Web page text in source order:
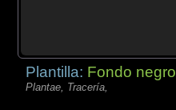
Plantilla: Fondo negro
Plantae, Tracería,